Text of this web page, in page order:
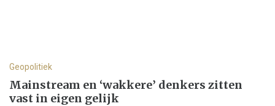
Geopolitiek
Mainstream en ‘wakkere’ denkers zitten
vast in eigen gelijk